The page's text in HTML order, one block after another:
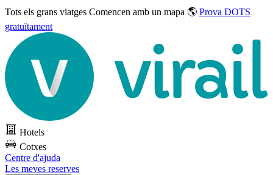
Tots els grans viatges Comencen amb un mapa 🌎 Prova DOTS
gratuïtament
Hotels
Cotxes
Centre d'ajuda
Les meves reserves